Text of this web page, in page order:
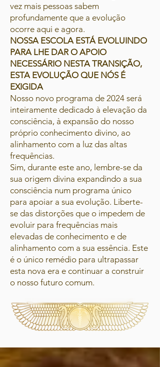
vez mais pessoas sabem
profundamente que a evolução
ocorre aqui e agora.
NOSSA ESCOLA ESTÁ EVOLUINDO
PARA LHE DAR O APOIO
NECESSÁRIO NESTA TRANSIÇÃO,
ESTA EVOLUÇÃO QUE NÓS É
EXIGIDA
Nosso novo programa de 2024 será
inteiramente dedicado à elevação da
consciência, à expansão do nosso
próprio conhecimento divino, ao
alinhamento com a luz das altas
frequências.
Sim, durante este ano, lembre-se da
sua origem divina expandindo a sua
consciência num programa único
para apoiar a sua evolução. Liberte-
se das distorções que o impedem de
evoluir para frequências mais
elevadas de conhecimento e de
alinhamento com a sua essência. Este
é o único remédio para ultrapassar
esta nova era e continuar a construir
o nosso futuro comum.